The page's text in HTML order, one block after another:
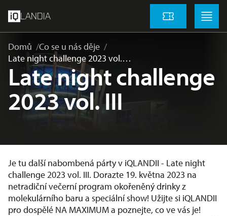
LANDIA Vstupenky
Menu
Domů
Co se u nás děje
Late night challenge 2023 vol.…
Late night challenge
2023 vol. III
Je tu další nabombená párty v iQLANDII - Late night
challenge 2023 vol. III. Dorazte 19. května 2023 na
netradiční večerní program okořeněný drinky z
molekulárního baru a speciální show! Užijte si iQLANDII
pro dospělé NA MAXIMUM a poznejte, co ve vás je!